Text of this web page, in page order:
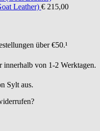
Leather) € 215,00
über €50.¹
innerhalb von 1-2 Werktagen.
Sylt aus.